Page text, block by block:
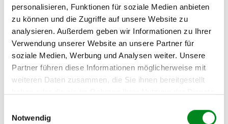
personalisieren, Funktionen für soziale Medien anbieten
zu können und die Zugriffe auf unsere Website zu
analysieren. Außerdem geben wir Informationen zu Ihrer
Verwendung unserer Website an unsere Partner für
soziale Medien, Werbung und Analysen weiter. Unsere
Partner führen diese Informationen möglicherweise mit
weiteren Daten zusammen, die Sie ihnen bereitgestellt
Notwendig